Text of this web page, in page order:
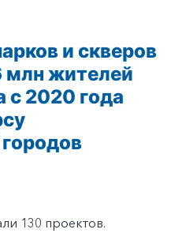
и скверов
млн жителей
с 2020 года
130 проектов.